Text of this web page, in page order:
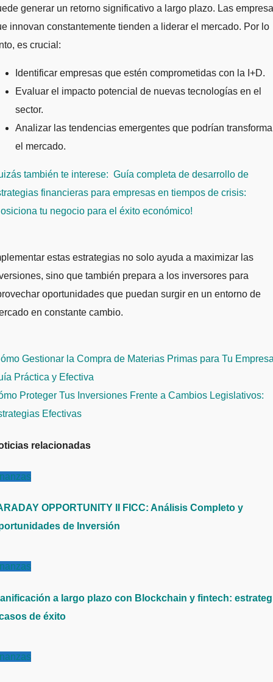
generar un retorno significativo a largo plazo. Las
innovan constantemente tienden a liderar el mercado. Por lo
es crucial:
Identificar empresas que estén comprometidas con la I+D.
Evaluar el impacto potencial de nuevas tecnologías en el
sector.
Analizar las tendencias emergentes que podrían
el mercado.
también te interese: Guía completa de desarrollo de
financieras para empresas en tiempos de crisis:
tu negocio para el éxito económico!
estas estrategias no solo ayuda a maximizar las
sino que también prepara a los inversores para
oportunidades que puedan surgir en un entorno de
en constante cambio.
Gestionar la Compra de Materias Primas para Tu
Práctica y Efectiva
Proteger Tus Inversiones Frente a Cambios Legislativos:
Efectivas
relacionadas
OPPORTUNITY II FICC: Análisis Completo y
de Inversión
a largo plazo con Blockchain y fintech:
de éxito